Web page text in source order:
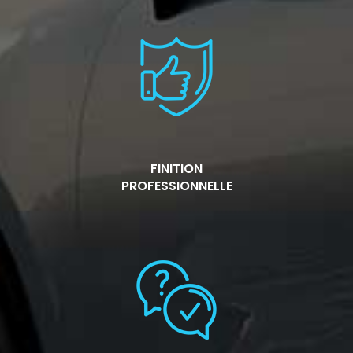
FINITION
PROFESSIONNELLE